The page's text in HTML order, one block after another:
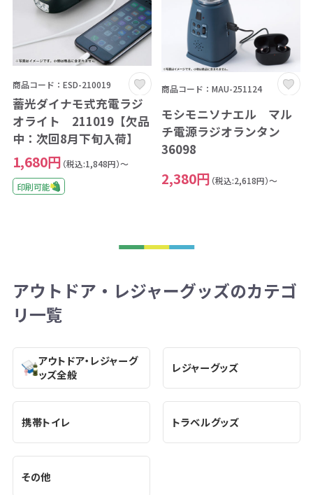
商品コード：ESD-210019
蓄光ダイナモ式充電ラジ
オライト 211019【欠品
中：次回8月下旬入荷】
1,680円 （税込:1,848円）～
印刷可能
商品コード：MAU-251124
モシモニソナエル マル
チ電源ラジオランタン
36098
2,380円 （税込:2,618円）～
アウトドア・レジャーグッズのカテゴ
リ一覧
アウトドア・レジャーグ
ッズ全般
レジャーグッズ
携帯トイレ トラベルグッズ
その他